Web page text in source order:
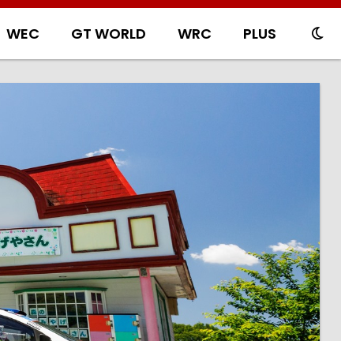
WEC GT WORLD WRC PLUS